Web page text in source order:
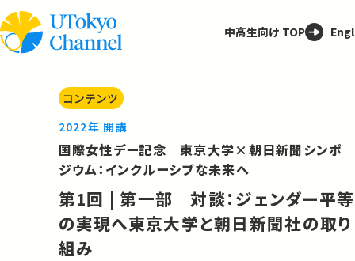
中高生向け TOP
コンテンツ
2022年 開講
国際女性デー記念 東京大学×朝日新聞シンポ
ジウム：インクルーシブな未来へ
第1回 | 第一部 対談：ジェンダー平等
の実現へ東京大学と朝日新聞社の取り
組み